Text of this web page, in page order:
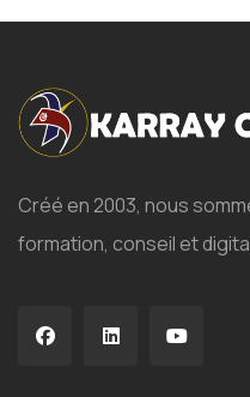
Créé en 2003, nous
formation, conseil et